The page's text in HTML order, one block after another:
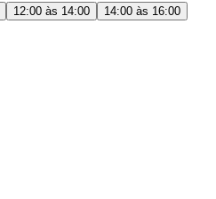
12:00 às 14:00
14:00 às 16:00